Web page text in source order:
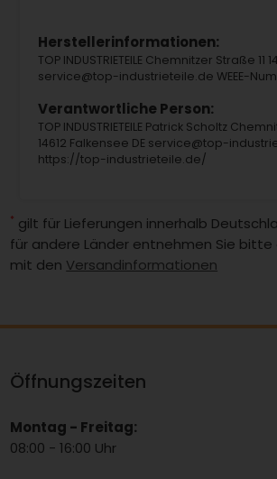
Herstellerinformationen:
TOP INDUSTRIETEILE Chemnitzer Straße 11
service@top-industrieteile.de WEEE-
Verantwortliche Person:
TOP INDUSTRIETEILE Patrick Scholtz
14612 Falkensee DE service@top-
https://top-industrieteile.de/
* gilt für Lieferungen innerhalb
für andere Länder entnehmen Sie
mit den Versandinformationen
Öffnungszeiten
Montag - Freitag:
08:00 - 16:00 Uhr